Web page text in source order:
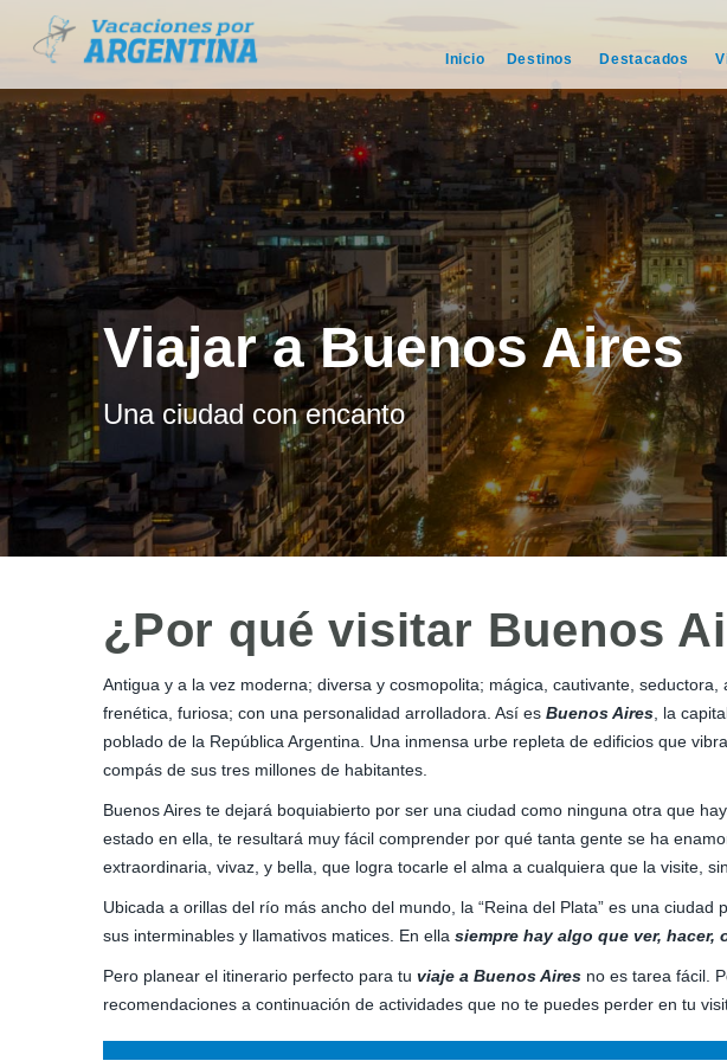
Inicio Destinos Destacados
Viajar a Buenos Aires
Una ciudad con encanto
¿Por qué visitar Buenos
Antigua y a la vez moderna; diversa y cosmopolita; mágica, cautivante, seductora,
frenética, furiosa; con una personalidad arrolladora. Así es Buenos Aires , la
poblado de la República Argentina. Una inmensa urbe repleta de edificios que
compás de sus tres millones de habitantes.
Buenos Aires te dejará boquiabierto por ser una ciudad como ninguna otra que
estado en ella, te resultará muy fácil comprender por qué tanta gente se ha
extraordinaria, vivaz, y bella, que logra tocarle el alma a cualquiera que la visite,
Ubicada a orillas del río más ancho del mundo, la “Reina del Plata” es una ciudad
sus interminables y llamativos matices. En ella siempre hay algo que ver, hacer,
Pero planear el itinerario perfecto para tu viaje a Buenos Aires no es tarea fácil.
recomendaciones a continuación de actividades que no te puedes perder en tu